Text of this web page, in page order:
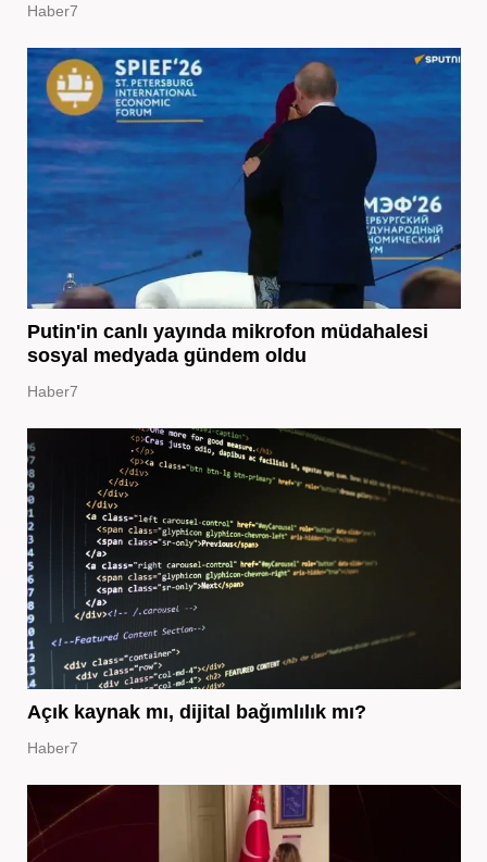
Haber7
Putin'in canlı yayında mikrofon müdahalesi
sosyal medyada gündem oldu
Haber7
Açık kaynak mı, dijital bağımlılık mı?
Haber7